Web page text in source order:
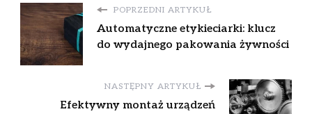
POPRZEDNI ARTYKUŁ
Automatyczne etykieciarki: klucz
do wydajnego pakowania żywności
NASTĘPNY ARTYKUŁ
Efektywny montaż urządzeń